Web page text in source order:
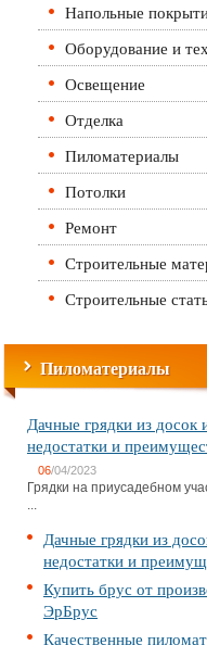
Напольные
Оборудование и
Освещение
Отделка
Пиломатериалы
Потолки
Ремонт
Строительные
Строительные
Пиломатериалы
Дачные грядки из досок
недостатки и
06/04/2023
Грядки на приусадебном
...
Дачные грядки из
недостатки и
Купить брус от
ЭрБрус
Качественные